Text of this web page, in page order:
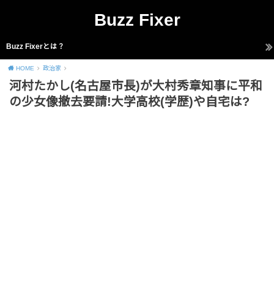
Buzz Fixer
Buzz Fixerとは？
HOME 政治家
河村たかし(名古屋市長)が大村秀章知事に平和
の少女像撤去要請!大学高校(学歴)や自宅は?